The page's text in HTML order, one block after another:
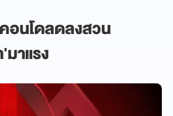
อนโดลดลงสวน
าแรง